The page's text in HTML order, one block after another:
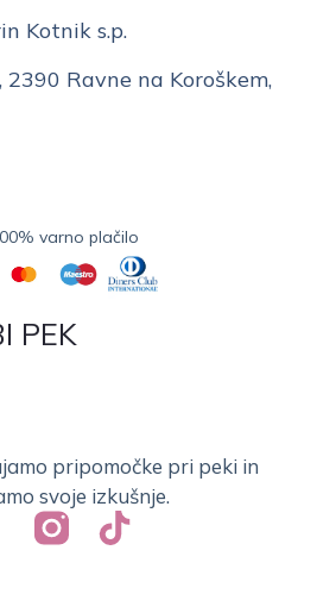
Kotnik s.p.
Ravne na Koroškem,
PEK
pripomočke pri peki in
svoje izkušnje.
varno plačilo